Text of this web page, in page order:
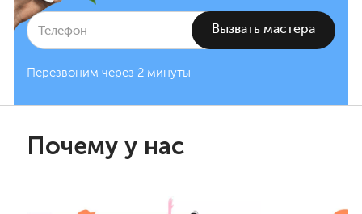
Перезвоним через 2 минуты
Почему у нас